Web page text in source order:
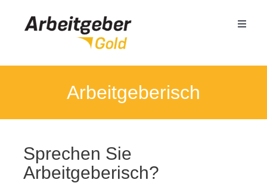
Toggle
Termin buchen
Arbeitgeberisch
Sprechen Sie
Arbeitgeberisch?